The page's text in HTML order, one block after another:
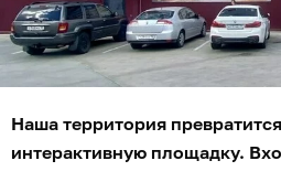
Наша территория
интерактивную площадку.